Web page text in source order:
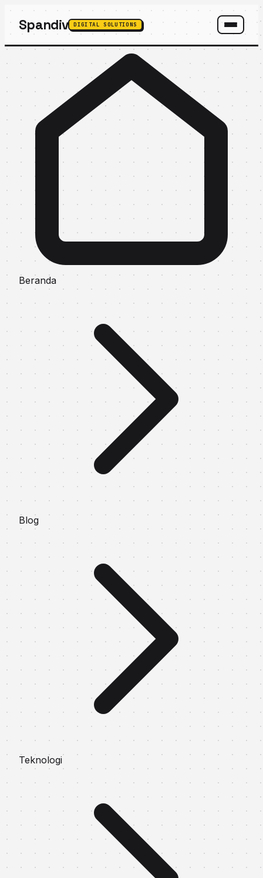
Spandiv DIGITAL SOLUTIONS
Beranda
Blog
Teknologi
SPANDIV ASSISTANT